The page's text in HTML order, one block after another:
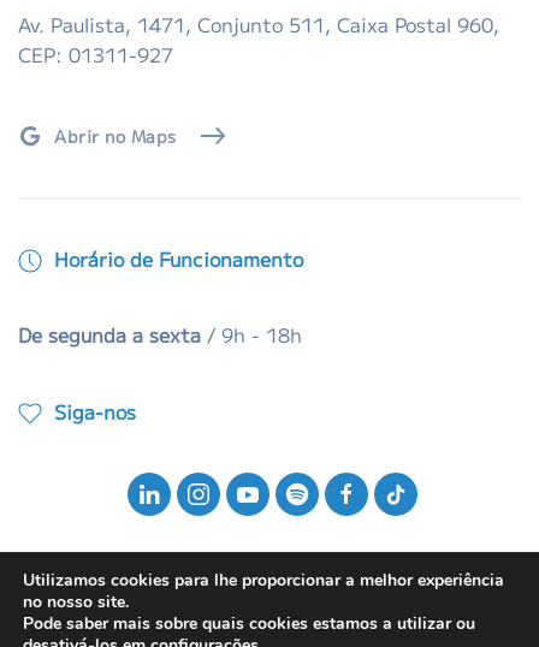
Av. Paulista, 1471, Conjunto 511, Caixa Postal 960,
CEP: 01311-927
Abrir no Maps
Horário de Funcionamento
De segunda a sexta / 9h - 18h
Siga-nos
© 2025 ABMI - Associação Brasileira da Música
Utilizamos cookies para lhe proporcionar a melhor experiência
no nosso site.
Pode saber mais sobre quais cookies estamos a utilizar ou